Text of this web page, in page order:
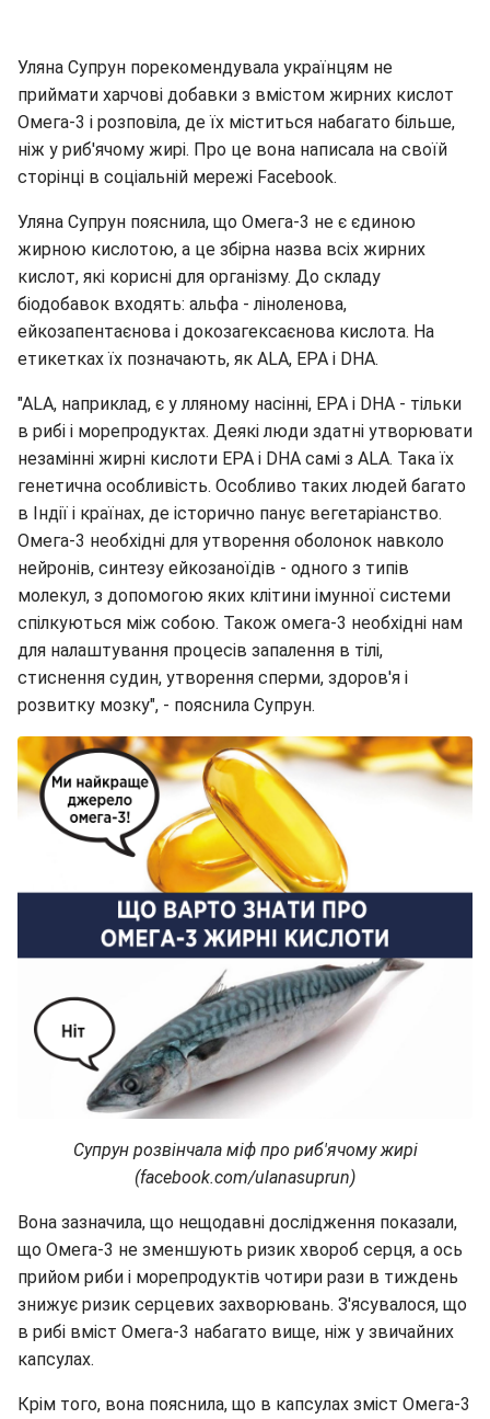
Уляна Супрун порекомендувала українцям не
приймати харчові добавки з вмістом жирних кислот
Омега-3 і розповіла, де їх міститься набагато більше,
ніж у риб'ячому жирі. Про це вона написала на своїй
сторінці в соціальній мережі Facebook.
Уляна Супрун пояснила, що Омега-3 не є єдиною
жирною кислотою, а це збірна назва всіх жирних
кислот, які корисні для організму. До складу
біодобавок входять: альфа - ліноленова,
ейкозапентаєнова і докозагексаєнова кислота. На
етикетках їх позначають, як ALA, EPA і DHA.
"АLA, наприклад, є у лляному насінні, EPA і DHA - тільки
в рибі і морепродуктах. Деякі люди здатні утворювати
незамінні жирні кислоти EPA і DHA самі з ALA. Така їх
генетична особливість. Особливо таких людей багато
в Індії і країнах, де історично панує вегетаріанство.
Омега-3 необхідні для утворення оболонок навколо
нейронів, синтезу ейкозаноїдів - одного з типів
молекул, з допомогою яких клітини імунної системи
спілкуються між собою. Також омега-3 необхідні нам
для налаштування процесів запалення в тілі,
стиснення судин, утворення сперми, здоров'я і
розвитку мозку", - пояснила Супрун.
Супрун розвінчала міф про риб'ячому жирі
(facebook.com/ulanasuprun)
Вона зазначила, що нещодавні дослідження показали,
що Омега-3 не зменшують ризик хвороб серця, а ось
прийом риби і морепродуктів чотири рази в тиждень
знижує ризик серцевих захворювань. З'ясувалося, що
в рибі вміст Омега-3 набагато вище, ніж у звичайних
капсулах.
Крім того, вона пояснила, що в капсулах зміст Омега-3